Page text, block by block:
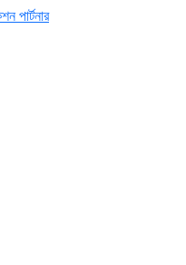
পার্টনার